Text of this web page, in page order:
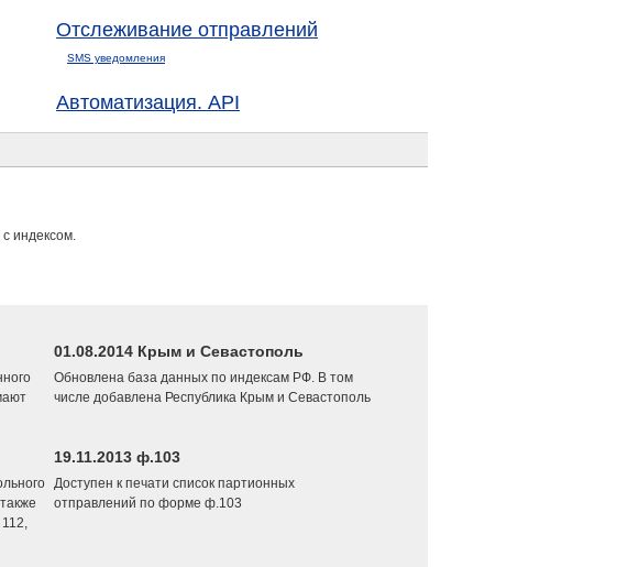
Отслеживание отправлений
SMS уведомления
Автоматизация. API
индексом.
01.08.2014 Крым и Севастополь
Обновлена база данных по индексам РФ. В том
числе добавлена Республика Крым и Севастополь
19.11.2013 ф.103
Доступен к печати список партионных
отправлений по форме ф.103